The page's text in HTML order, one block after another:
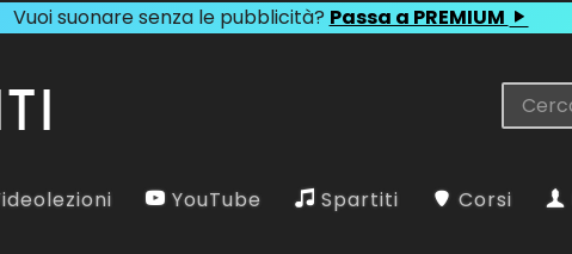
Vuoi suonare senza le pubblicità? Passa a PREMIUM
YouTube Spartiti Corsi